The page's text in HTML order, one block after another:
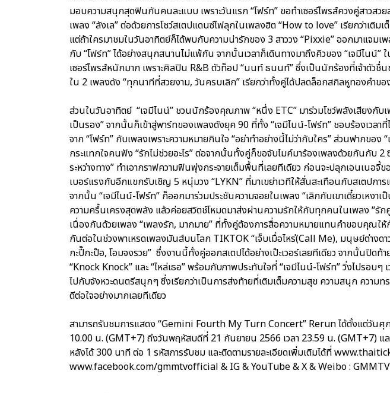
มอบความสนุกสุดฟินกันคนละแบบ เพราะวันแรก “โฟร์ท” ขอทำเซอร์ไพรส์ควงคู่สาวสว
เพลง “ลังเล” ต่อด้วยการโชว์สเตปแดนซ์ไฟลุกในเพลงฮิต “How to love” เรียกว่าเติม
แต่ถ้าใครมาชมในวันอาทิตย์ก็ได้พบกับความน่ารักของ 3 สาววง “Pixxie” ออกมาแจมเพ
กับ “โฟร์ท” ได้อย่างสนุกสนานไม่แพ้กัน จากนั้นเวลาก็เดินทางมาถึงคิวของ “เจมีไนน์”
เซอร์ไพรส์หนักมาก เพราะศิลปิน R&B ตัวท็อป “นนท์ ธนนท์” ซึ่งเป็นนักร้องที่เจ้าตัวชื่
ใน 2 เพลงดัง “ทุกนาทีที่สวยงาม, วันครบเลิก” เรียกว่าทั้งคู่ได้ปลดล็อกสกิลหูทอง
ส่วนในวันอาทิตย์ “เจมีไนน์” ชวนนักร้องคุณภาพ “หนึ่ง ETC” มาร่วมโชว์พลังเสียงกับเ
เป็นรอง” จากนั้นก็เข้าสู่พาร์ทของเพลงดังยุค 90 ที่ทั้ง “เจมีไนน์-โฟร์ท” ชอบร้องเวลาที่
จาก “โฟร์ท” กับเพลงเพราะความหมายกินใจ “อย่าทำอย่างนี้ไม่ว่ากับใคร” ส่วนฟากของ
กระแทกใจคนฟัง “รักไม่ช่วยอะไร” ต่อจากนั้นทั้งคู่ก็ขอจับไมค์มาร้องเพลงด้วยกันกับ 2
ระหว่างทาง” ทำเอากราฟความฟินพุ่งกระจายเต็มพื้นที่เลยทีเดียว ก่อนจะปลุกเอนเนอ
เบอร์แรงกับอีกแขกรับเชิญ 5 หนุ่มวง “LYKN” ที่มาเขย่าเวทีให้สั่นสะเทือนกับสเตปกา
จากนั้น “เจมีไนน์-โฟร์ท” ก็ออกมาร่วมประชันความจอยในเพลง “เลิกกับเขาเดี๋ยวเหงา
ความครื้นเครงสุดพลัง แล้วค่อยสวิตช์โหมดมาส่งผ่านความรักให้กับทุกคนในเพลง “รัก
เนื่องกันด้วยเพลง “เพลงรัก, มากมาย” ที่ทั้งคู่ต้องการสื่อความหมายแทนคำขอบคุณ
กันต่อในช่วงพาเหรดเพลงมันส์บนโลก TIKTOK “เจ็บเมื่อไหร่(Call Me), มนุษย์ต่างด
กะปี๊กะป๊อ, โอมจงรวย” ซึ่งงานนี้ทั้งคู่ออกสเตปได้อย่างเป๊ะเวอร์เลยทีเดียว จากนั้นปิดท้
“Knock Knock” และ “ไหล่เธอ” พร้อมกับภาพประทับใจที่ “เจมีไนน์-โฟร์ท” วิ่งไปรอบ
ไปกับจังหวะดนตรีสนุกๆ ซึ่งเรียกว่าเป็นการส่งท้ายที่เติมเต็มความสุข ความสนุก ความ
ดีต่อใจอย่างมากเลยทีเดียว
สามารถรับชมการแสดง “Gemini Fourth My Turn Concert” Rerun ได้ตั้งแต่วันศุ
10.00 น. (GMT+7) ถึงวันพฤหัสบดีที่ 21 กันยายน 2566 เวลา 23.59 น. (GMT+7) แ
หลังได้ 300 นาที ต่อ 1 รหัสการรับชม และติดตามรายละเอียดเพิ่มเติมได้ที่
www.facebook.com/gmmtvofficial & IG & YouTube & X & Weibo : GMMTV